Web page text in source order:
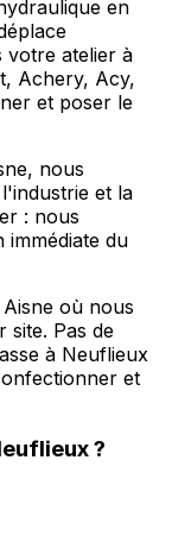
en
votre atelier à
Achery, Acy,
et poser le
nous
et la
: nous
immédiate du
où nous
site. Pas de
à Neuflieux
et
?